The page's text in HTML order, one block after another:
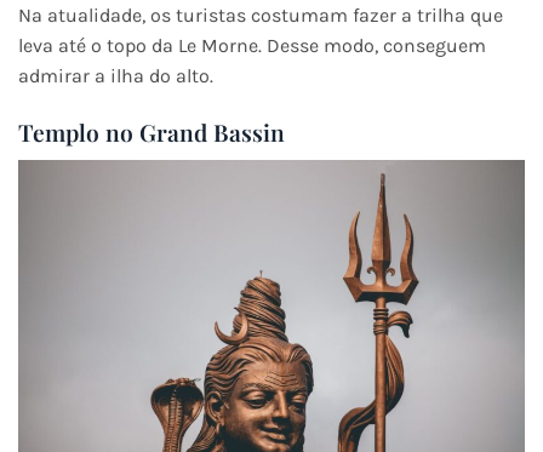
Na atualidade, os turistas costumam fazer a trilha que
leva até o topo da Le Morne. Desse modo, conseguem
admirar a ilha do alto.
Templo no Grand Bassin